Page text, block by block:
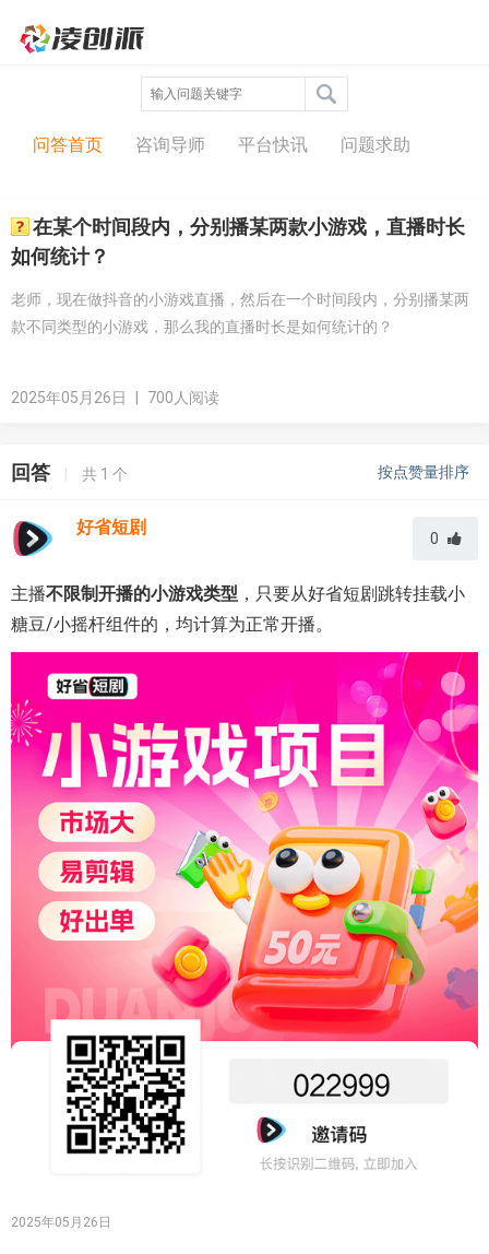
问答中心
问答首页 咨询导师 平台快讯 问题求助
在某个时间段内，分别播某两款小游戏，直播时长
如何统计？
老师，现在做抖音的小游戏直播，然后在一个时间段内，分别播某两
款不同类型的小游戏，那么我的直播时长是如何统计的？
2025年05月26日 700人阅读
回答 | 共 1 个 按点赞量排序
好省短剧
0
主播不限制开播的小游戏类型 ，只要从好省短剧跳转挂载小
糖豆/小摇杆组件的，均计算为正常开播。
2025年05月26日